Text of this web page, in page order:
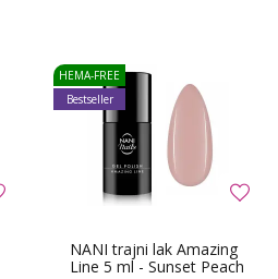
NANI trajni lak Amazing
Line 5 ml - Sunset Peach
HEMA-FREE
Bestseller